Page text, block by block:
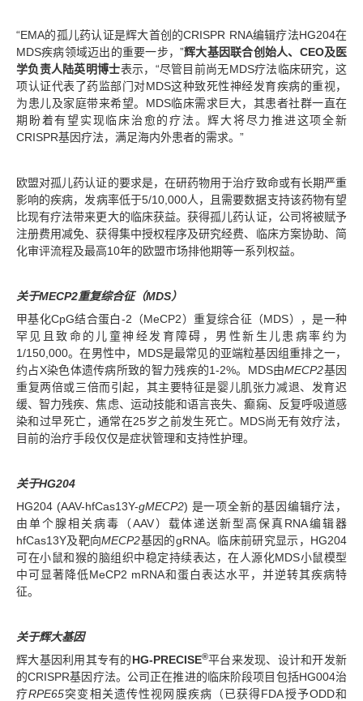
“EMA的孤儿药认证是辉大首创的CRISPR RNA编辑疗法HG204在
MDS疾病领域迈出的重要一步，”辉大基因联合创始人、CEO及医
学负责人陆英明博士表示，“尽管目前尚无MDS疗法临床研究，这
项认证代表了药监部门对MDS这种致死性神经发育疾病的重视，
为患儿及家庭带来希望。MDS临床需求巨大，其患者社群一直在
期盼着有望实现临床治愈的疗法。辉大将尽力推进这项全新
CRISPR基因疗法，满足海内外患者的需求。”
欧盟对孤儿药认证的要求是，在研药物用于治疗致命或有长期严重
影响的疾病，发病率低于5/10,000人，且需要数据支持该药物有望
比现有疗法带来更大的临床获益。获得孤儿药认证，公司将被赋予
注册费用减免、获得集中授权程序及研究经费、临床方案协助、简
化审评流程及最高10年的欧盟市场排他期等一系列权益。
关于MECP2重复综合征（MDS）
甲基化CpG结合蛋白-2（MeCP2）重复综合征（MDS），是一种
罕见且致命的儿童神经发育障碍，男性新生儿患病率约为
1/150,000。在男性中，MDS是最常见的亚端粒基因组重排之一，
约占X染色体遗传病所致的智力残疾的1-2%。MDS由MECP2基因
重复两倍或三倍而引起，其主要特征是婴儿肌张力减退、发育迟
缓、智力残疾、焦虑、运动技能和语言丧失、癫痫、反复呼吸道感
染和过早死亡，通常在25岁之前发生死亡。MDS尚无有效疗法，
目前的治疗手段仅仅是症状管理和支持性护理。
关于HG204
HG204 (AAV-hfCas13Y-gMECP2) 是一项全新的基因编辑疗法，
由单个腺相关病毒（AAV）载体递送新型高保真RNA编辑器
hfCas13Y及靶向MECP2基因的gRNA。临床前研究显示，HG204
可在小鼠和猴的脑组织中稳定持续表达，在人源化MDS小鼠模型
中可显著降低MeCP2 mRNA和蛋白表达水平，并逆转其疾病特
征。
关于辉大基因
辉大基因利用其专有的HG-PRECISE®平台来发现、设计和开发新
的CRISPR基因疗法。公司正在推进的临床阶段项目包括HG004治
疗RPE65突变相关遗传性视网膜疾病（已获得FDA授予ODD和